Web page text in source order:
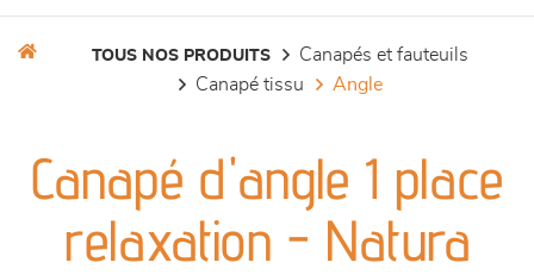
séjours
meubles de complément
TOUS NOS PRODUITS
canapés et fauteuils
canapé tissu
angle
Canapé d'angle 1 place
relaxation - Natura